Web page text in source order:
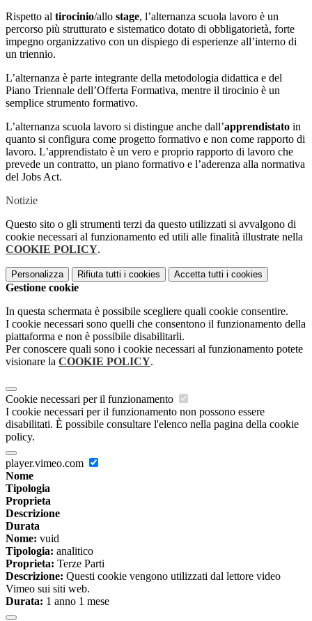
Rispetto al tirocinio/allo stage, l’alternanza scuola lavoro è un
percorso più strutturato e sistematico dotato di obbligatorietà, forte
impegno organizzativo con un dispiego di esperienze all’interno di
un triennio.
L’alternanza è parte integrante della metodologia didattica e del
Piano Triennale dell’Offerta Formativa, mentre il tirocinio è un
semplice strumento formativo.
L’alternanza scuola lavoro si distingue anche dall’apprendistato in
quanto si configura come progetto formativo e non come rapporto di
lavoro. L’apprendistato è un vero e proprio rapporto di lavoro che
prevede un contratto, un piano formativo e l’aderenza alla normativa
del Jobs Act.
Notizie
Questo sito o gli strumenti terzi da questo utilizzati si avvalgono di
cookie necessari al funzionamento ed utili alle finalità illustrate nella
COOKIE POLICY.
Personalizza Rifiuta tutti i cookies Accetta tutti i cookies
Gestione cookie
In questa schermata è possibile scegliere quali cookie consentire.
I cookie necessari sono quelli che consentono il funzionamento della
piattaforma e non è possibile disabilitarli.
Per conoscere quali sono i cookie necessari al funzionamento potete
visionare la COOKIE POLICY.
Cookie necessari per il funzionamento
I cookie necessari per il funzionamento non possono essere
disabilitati. È possibile consultare l'elenco nella pagina della cookie
policy.
player.vimeo.com
Nome
Tipologia
Proprieta
Descrizione
Durata
Nome: vuid
Tipologia: analitico
Proprieta: Terze Parti
Descrizione: Questi cookie vengono utilizzati dal lettore video
Vimeo sui siti web.
Durata: 1 anno 1 mese